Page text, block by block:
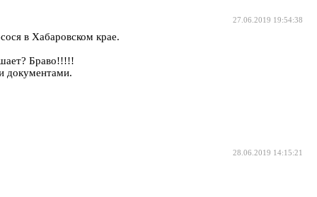
27.06.2019 19:54:38
в Хабаровском крае.
Браво!!!!!
документами.
28.06.2019 14:15:21